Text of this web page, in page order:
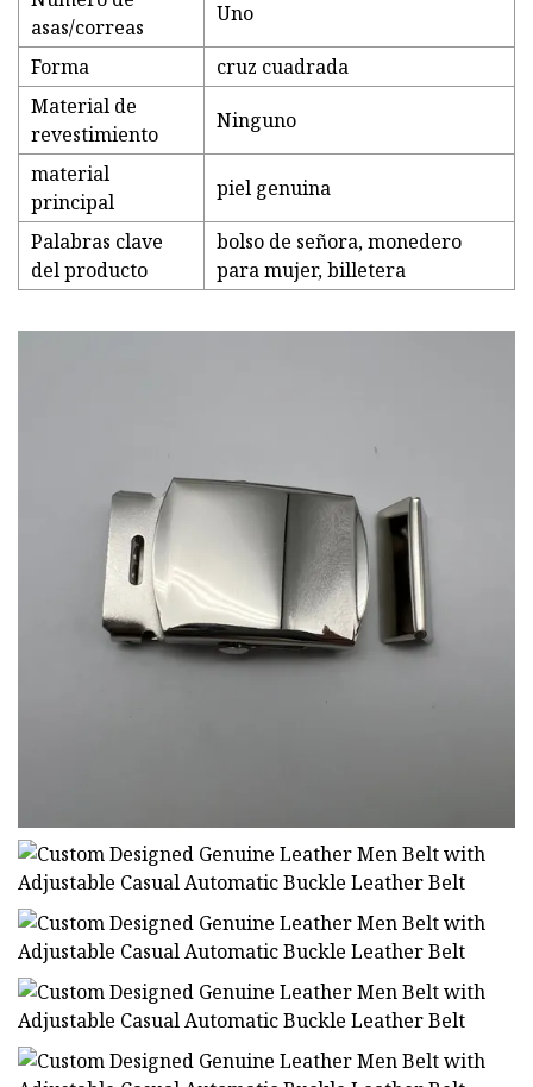
asas/correas
Uno
Forma
cruz cuadrada
Material de
revestimiento
Ninguno
material
principal
piel genuina
Palabras clave
del producto
bolso de señora, monedero
para mujer, billetera